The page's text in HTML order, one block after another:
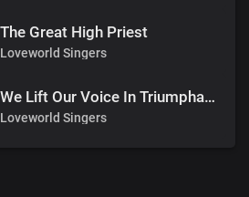
The Great High Priest
Loveworld Singers
We Lift Our Voice In Triumphant Songs
Loveworld Singers